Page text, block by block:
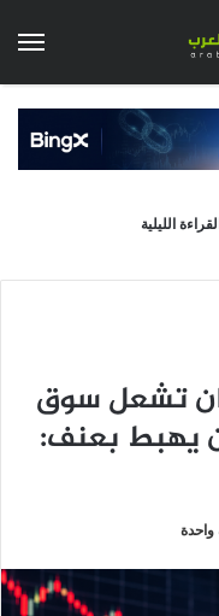
الليلية
تشعل سوق
يهبط بعنف:
واحدة